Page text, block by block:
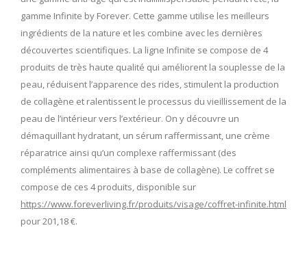
gamme Infinite by Forever. Cette gamme utilise les meilleurs
ingrédients de la nature et les combine avec les dernières
découvertes scientifiques. La ligne Infinite se compose de 4
produits de très haute qualité qui améliorent la souplesse de la
peau, réduisent l’apparence des rides, stimulent la production
de collagène et ralentissent le processus du vieillissement de la
peau de l’intérieur vers l’extérieur. On y découvre un
démaquillant hydratant, un sérum raffermissant, une crème
réparatrice ainsi qu’un complexe raffermissant (des
compléments alimentaires à base de collagène). Le coffret se
compose de ces 4 produits, disponible sur
https://www.foreverliving.fr/produits/visage/coffret-infinite.html
pour 201,18 €.